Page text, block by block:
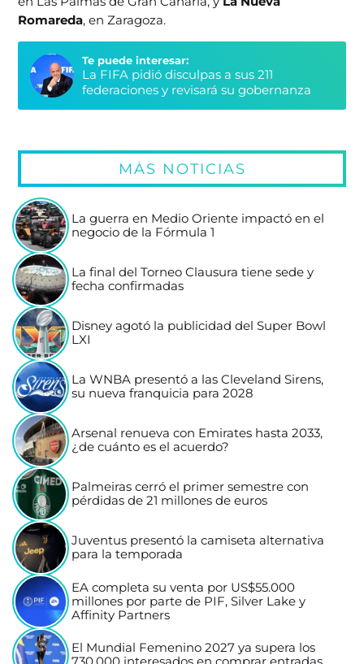
Romareda, en Zaragoza.
Te puede interesar:
La FIFA pidió disculpas a sus 211
federaciones y revisará su gobernanza
MÁS NOTICIAS
La guerra en Medio Oriente impactó en el
negocio de la Fórmula 1
La final del Torneo Clausura tiene sede y
fecha confirmadas
Disney agotó la publicidad del Super Bowl
LXI
La WNBA presentó a las Cleveland Sirens,
su nueva franquicia para 2028
Arsenal renueva con Emirates hasta 2033,
¿de cuánto es el acuerdo?
Palmeiras cerró el primer semestre con
pérdidas de 21 millones de euros
Juventus presentó la camiseta alternativa
para la temporada
EA completa su venta por US$55.000
millones por parte de PIF, Silver Lake y
Affinity Partners
El Mundial Femenino 2027 ya supera los